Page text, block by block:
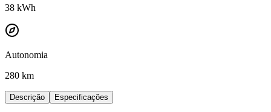
38 kWh
Autonomia
280 km
Descrição Especificações